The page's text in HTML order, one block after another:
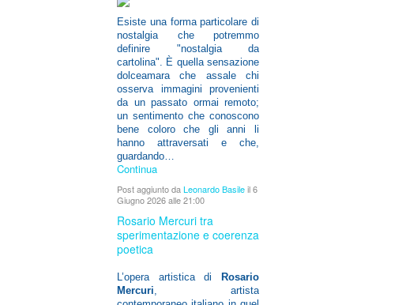
Esiste una forma particolare di
nostalgia che potremmo
definire "nostalgia da
cartolina". È quella sensazione
dolceamara che assale chi
osserva immagini provenienti
da un passato ormai remoto;
un sentimento che conoscono
bene coloro che gli anni li
hanno attraversati e che,
guardando…
Continua
Post aggiunto daLeonardo Basileil 6
Giugno 2026 alle 21:00
Rosario Mercuri tra
sperimentazione e coerenza
poetica
L’opera artistica di
Rosario
Mercuri, artista